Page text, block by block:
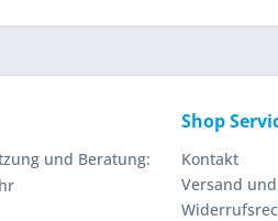
und Beratung:
Shop
Kontakt
Versand